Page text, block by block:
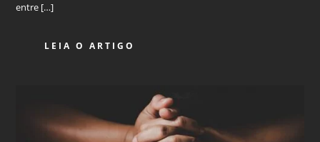
entre […]
LEIA O ARTIGO